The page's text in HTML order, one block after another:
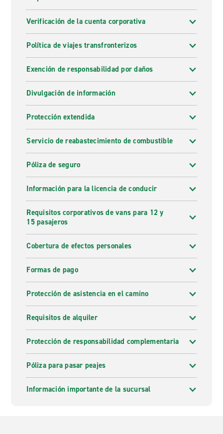
Verificación de la cuenta corporativa
Política de viajes transfronterizos
Exención de responsabilidad por daños
Divulgación de información
Protección extendida
Servicio de reabastecimiento de combustible
Póliza de seguro
Información para la licencia de conducir
Requisitos corporativos de vans para 12 y
15 pasajeros
Cobertura de efectos personales
Formas de pago
Protección de asistencia en el camino
Requisitos de alquiler
Protección de responsabilidad complementaria
Póliza para pasar peajes
Información importante de la sucursal